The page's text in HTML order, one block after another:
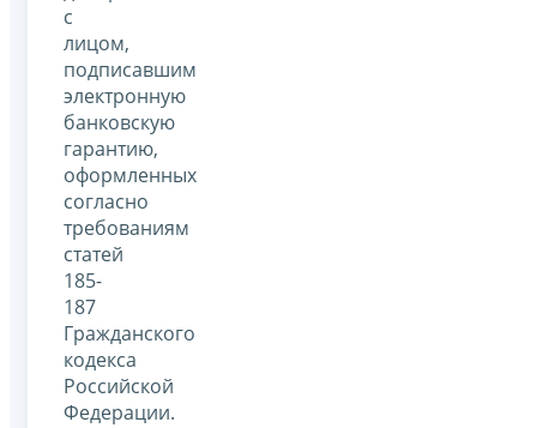
с
лицом,
подписавшим
электронную
банковскую
гарантию,
оформленных
согласно
требованиям
статей
185-
187
Гражданского
кодекса
Российской
Федерации.